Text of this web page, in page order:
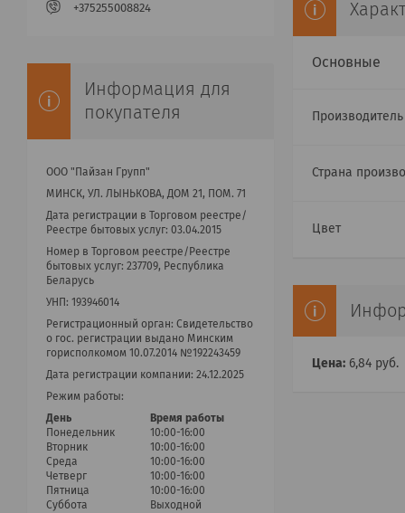
Основные
Страна
Цвет
Цена: 6,84 руб.
+375255008824
Информация для
покупателя
ООО "Пайзан Групп"
МИНСК, УЛ. ЛЫНЬКОВА, ДОМ 21, ПОМ. 71
Дата регистрации в Торговом реестре/
Реестре бытовых услуг: 03.04.2015
Номер в Торговом реестре/Реестре
бытовых услуг: 237709, Республика
Беларусь
УНП: 193946014
Регистрационный орган: Cвидетельство
о гос. регистрации выдано Минским
горисполкомом 10.07.2014 №192243459
Дата регистрации компании: 24.12.2025
Режим работы:
День
Время работы
Понедельник
10:00-16:00
Вторник
10:00-16:00
Среда
10:00-16:00
Четверг
10:00-16:00
Пятница
10:00-16:00
Суббота
Выходной